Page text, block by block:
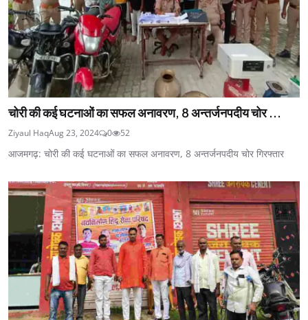
चोरी की कई घटनाओं का सफल अनावरण, 8 अन्तर्जनपदीय चोर ...
Ziyaul HaqAug 23, 2024 0 52
आजमगढ़: चोरी की कई घटनाओं का सफल अनावरण, 8 अन्तर्जनपदीय चोर गिरफ्तार